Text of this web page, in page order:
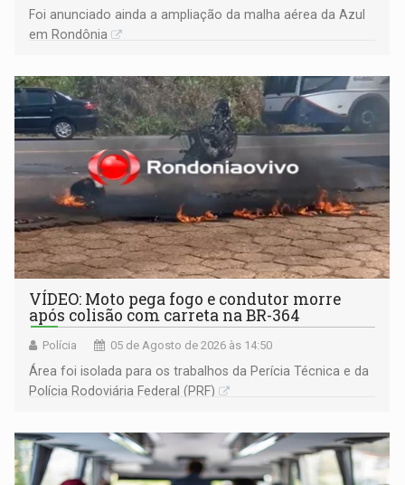
Foi anunciado ainda a ampliação da malha aérea da Azul
em Rondônia
VÍDEO: Moto pega fogo e condutor morre
após colisão com carreta na BR-364
Polícia 05 de Agosto de 2026 às 14:50
Área foi isolada para os trabalhos da Perícia Técnica e da
Polícia Rodoviária Federal (PRF)